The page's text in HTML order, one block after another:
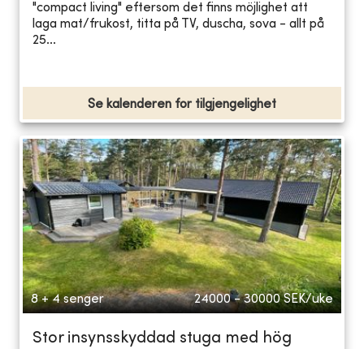
"compact living" eftersom det finns möjlighet att
laga mat/frukost, titta på TV, duscha, sova - allt på
25...
Se kalenderen for tilgjengelighet
8 + 4 senger 24000 - 30000 SEK/uke
Stor insynsskyddad stuga med hög